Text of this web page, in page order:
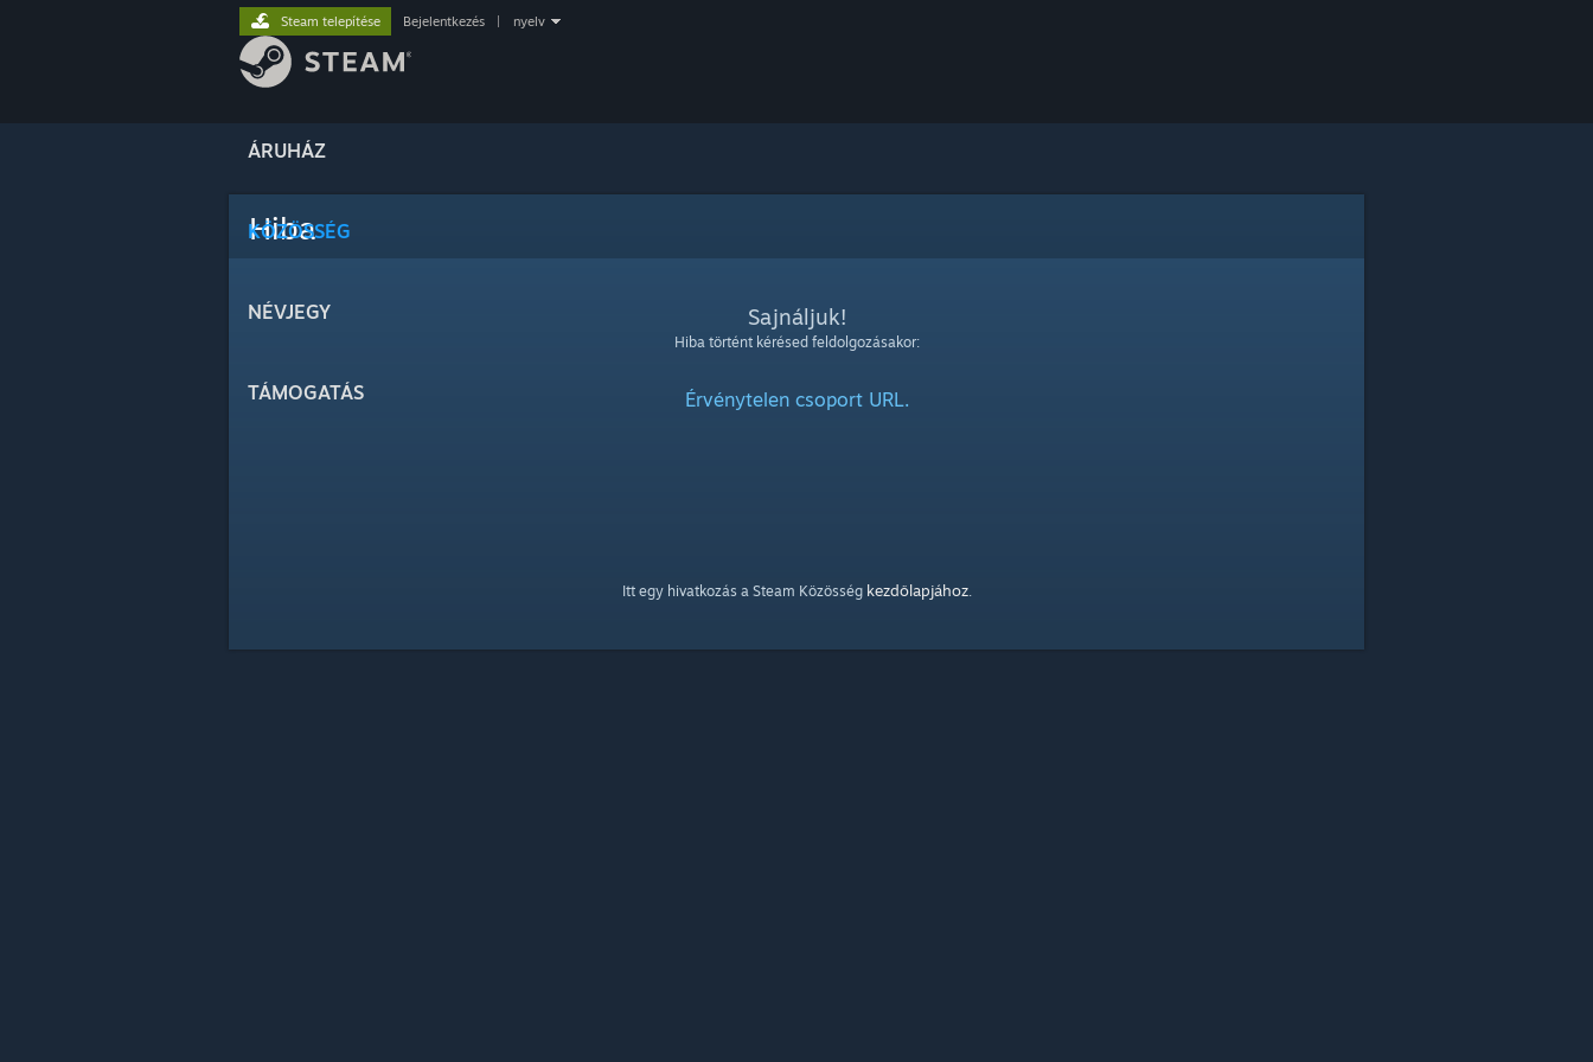
ÁRUHÁZ
KÖZÖSSÉG
NÉVJEGY
TÁMOGATÁS
Steam telepítése Bejelentkezés nyelv
Hiba
Sajnáljuk!
Hiba történt kérésed feldolgozásakor:
Érvénytelen csoport URL.
Itt egy hivatkozás a Steam Közösség kezdőlapjához.